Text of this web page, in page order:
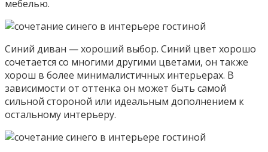
мебелью.
Синий диван — хороший выбор. Синий цвет хорошо
сочетается со многими другими цветами, он также
хорош в более минималистичных интерьерах. В
зависимости от оттенка он может быть самой
сильной стороной или идеальным дополнением к
остальному интерьеру.